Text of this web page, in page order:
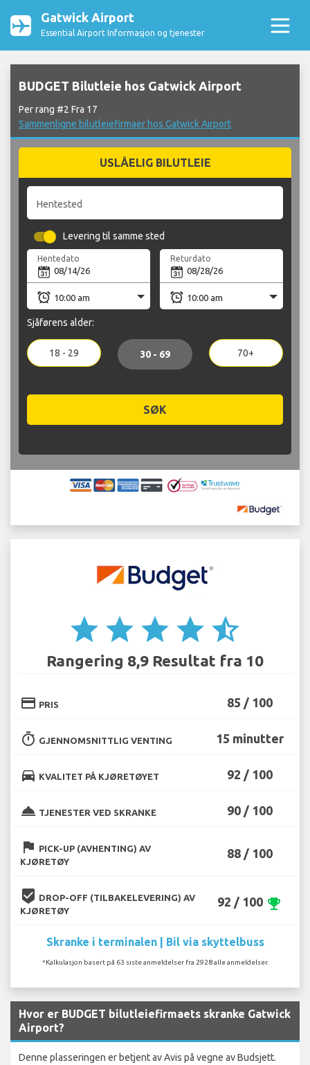
Gatwick Airport
Essential Airport Informasjon og tjenester
BUDGET Bilutleie hos Gatwick Airport
Per rang #2 Fra 17
Sammenligne bilutleiefirmaer hos Gatwick Airport
USLÅELIG BILUTLEIE
Hentested
Levering til samme sted
Hentedato Returdato
Sjåførens alder:
18 - 29 30 - 69 70+
SØK
star star star star star_half
Rangering 8,9 Resultat fra 10
credit_card PRIS 85 / 100
timer GJENNOMSNITTLIG VENTING 15 minutter
directions_car KVALITET PÅ KJØRETØYET 92 / 100
room_service TJENESTER VED SKRANKE 90 / 100
flag PICK-UP (AVHENTING) AV
KJØRETØY
88 / 100
beenhere DROP-OFF (TILBAKELEVERING) AV
KJØRETØY
92 / 100 emoji_events
Skranke i terminalen | Bil via skyttelbuss
*Kalkulasjon basert på 63 siste anmeldelser fra 2928 alle anmeldelser.
Hvor er BUDGET bilutleiefirmaets skranke Gatwick
Airport?
Denne plasseringen er betjent av Avis på vegne av Budsjett.